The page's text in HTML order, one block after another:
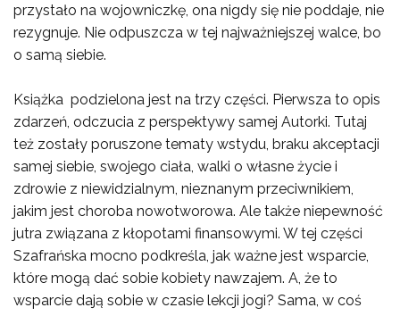
przystało na wojowniczkę, ona nigdy się nie poddaje, nie
rezygnuje. Nie odpuszcza w tej najważniejszej walce, bo
o samą siebie.
Książka podzielona jest na trzy części. Pierwsza to opis
zdarzeń, odczucia z perspektywy samej Autorki. Tutaj
też zostały poruszone tematy wstydu, braku akceptacji
samej siebie, swojego ciała, walki o własne życie i
zdrowie z niewidzialnym, nieznanym przeciwnikiem,
jakim jest choroba nowotworowa. Ale także niepewność
jutra związana z kłopotami finansowymi. W tej części
Szafrańska mocno podkreśla, jak ważne jest wsparcie,
które mogą dać sobie kobiety nawzajem. A, że to
wsparcie dają sobie w czasie lekcji jogi? Sama, w coś